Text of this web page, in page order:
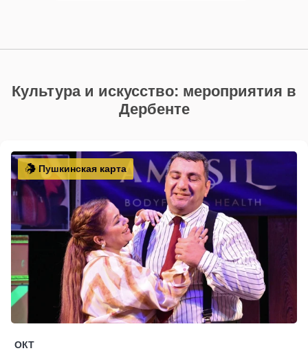
Культура и искусство: мероприятия в
Дербенте
Пушкинская карта
ОКТ